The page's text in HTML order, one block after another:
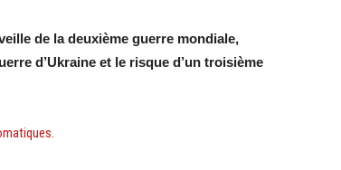
de la deuxième guerre mondiale,
d’Ukraine et le risque d’un troisième